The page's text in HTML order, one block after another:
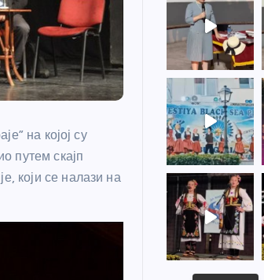
на којој су
путем скајп
који се налази на